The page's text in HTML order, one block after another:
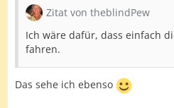
Zitat von theblindPew
Ich wäre dafür, dass einfach
fahren.
Das sehe ich ebenso